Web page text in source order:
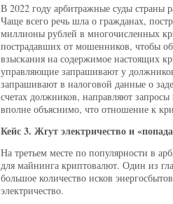
В 2022 году арбитражные суды страны
Чаще всего речь шла о гражданах,
миллионы рублей в многочисленных
пострадавших от мошенников, чтобы
взыскания на содержимое настоящих
управляющие запрашивают у
запрашивают в налоговой данные о
счетах должников, направляют
вполне объяснимо, что отношение к
Кейс 3. Жгут электричество и
На третьем месте по популярности в
для майнинга криптовалют. Один из
большое количество исков
электричество.